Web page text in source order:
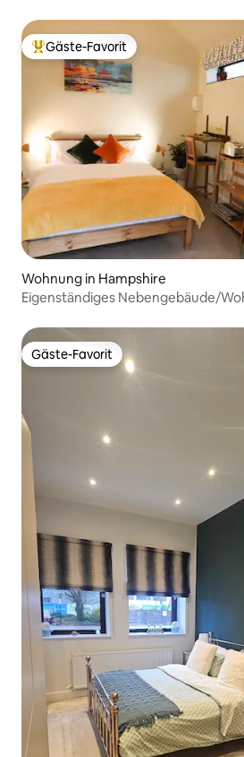
Beliebter Gäste-Favorit.
Gäste-Favorit
Wohnung in Hampshire
Eigenständiges Nebengebäude/
Gäste-Favorit
Gäste-Favorit